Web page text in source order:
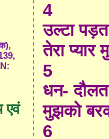
4
उल्टा
तेरा
5
धन- दौलत
मुझको
6
एवं